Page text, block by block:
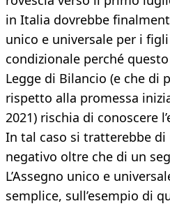
in Italia dovrebbe
unico e universale per i
condizionale perché
Legge di Bilancio (e che di
rispetto alla promessa
2021) rischia di conoscere
In tal caso si tratterebbe di
negativo oltre che di un
L’Assegno unico e
semplice, sull’esempio di